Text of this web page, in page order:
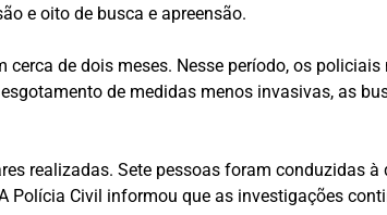
e oito de busca e apreensão.
de dois meses. Nesse período, os
de medidas menos invasivas, as
realizadas. Sete pessoas foram conduzidas à
Civil informou que as investigações